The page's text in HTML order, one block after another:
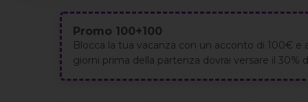
Promo 100+100
Blocca la tua vacanza con un acconto di 100€
giorni prima della partenza dovrai versare il